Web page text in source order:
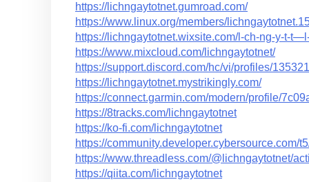
https://lichngaytotnet.gumroad.com/
https://www.linux.org/members/
https://lichngaytotnet.wixsite.com/l-ch-ng-y-t-
https://www.mixcloud.com/lichngaytotnet/
https://support.discord.com/hc/vi/profiles/
https://lichngaytotnet.mystrikingly.com/
https://connect.garmin.com/modern/profile/
https://8tracks.com/lichngaytotnet
https://ko-fi.com/lichngaytotnet
https://community.developer.cybersource.com/
https://www.threadless.com/@lichngaytotnet/
https://qiita.com/lichngaytotnet